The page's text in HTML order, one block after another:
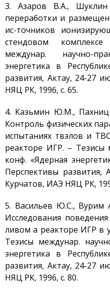
3. Азаров В.А., Шуклин
переработки и
ис-точников
стендовом
междунар. научно-
энергетика в
развития, Актау, 24-27
НЯЦ РК, 1996, с. 65.
4. Казьмин Ю.М.,
Контроль физических
испытаниях твэлов и
реакторе ИГР. – Тезисы
конф. «Ядерная
Перспективы развития,
Курчатов, ИАЭ НЯЦ РК,
5. Васильев Ю.С., Вурим
Исследования
ливом а реакторе ИГР в
Тезисы междунар.
энергетика в
развития, Актау, 24-27
НЯЦ РК, 1996, с. 80.